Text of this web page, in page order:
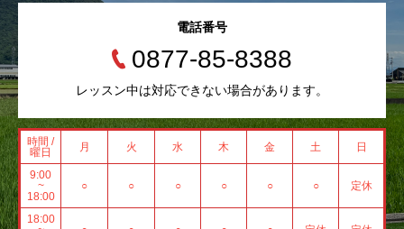
電話番号
0877-85-8388
レッスン中は対応できない場合があります。
時間 /
曜日
月 火 水 木 金 土 日
9:00
~
18:00
○ ○ ○ ○ ○ ○ 定休
18:00